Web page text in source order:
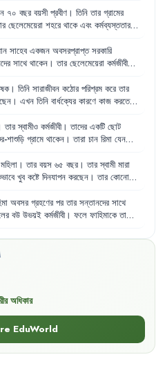
নন ।
৭০ বছর বয়সী প্রবীণ । তিনি তার গ্রামের
ছেলেমেয়েরা শহরে থাকে এবং কর্মব্যস্ততার
করার কেউ থাকে না। তিনি মনে করেন
।
সাহেব একজন অবসরপ্রাপ্ত সরকারি
সাথে থাকেন । তার ছেলেমেয়েরা কর্মজীবী
না এবং তার সাথে খারাপ ব্যবহার করে। রহমান
কাউকে কিছু বলতে পারেন না।
। তিনি সারাজীবন কঠোর পরিশ্রম করে তার
। এখন তিনি বার্ধক্যের কারণে কাজ করতে
প্রায়শই অনাহারে থাকেন।
তার স্বামীও কর্মজীবী। তাদের একটি ছোট
শাশুড়ি গ্রামে থাকেন । তারা চান রিমা যেন
অধিকারকে গুরুত্ব দেয় ।
মহিলা । তার বয়স ৬৫ বছর । তার স্বামী মারা
খুব কষ্টে দিনযাপন করছেন । তার কোনো
শারীরিক শক্তি কমে যাওয়ায় কোনো কাজ
অসুস্থ থাকেন এবং প্রয়োজনীয় ঔষধ কেনার
অবসর গ্রহণের পর তার সন্তানদের সাথে
বউ উভয়ই কর্মজীবী। ফলে ফাহিমাকে তাদের
করা তার পক্ষে কঠিন হয়ে পড়েছে এবং তিনি
অধিকার
EduWorld